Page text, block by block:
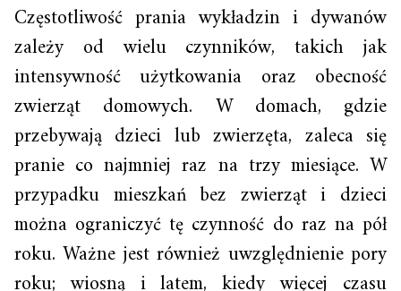
Częstotliwość prania wykładzin i dywanów
zależy od wielu czynników, takich jak
intensywność użytkowania oraz obecność
zwierząt domowych. W domach, gdzie
przebywają dzieci lub zwierzęta, zaleca się
pranie co najmniej raz na trzy miesiące. W
przypadku mieszkań bez zwierząt i dzieci
można ograniczyć tę czynność do raz na pół
roku. Ważne jest również uwzględnienie pory